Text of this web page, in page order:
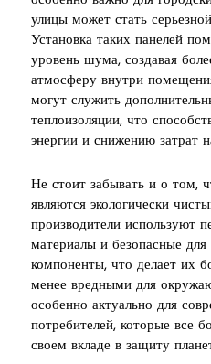
улицы может стать
Установка таких панелей
уровень шума, создавая
атмосферу внутри
могут служить
теплоизоляции, что
энергии и снижению затрат
Не стоит забывать и о том,
являются экологически
производители используют
материалы и безопасные для
компоненты, что делает их
менее вредными для
особенно актуально для
потребителей, которые все
своем вкладе в защиту